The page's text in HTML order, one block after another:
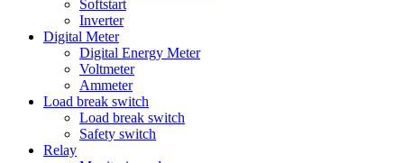
Softstart
Inverter
Digital Meter
Digital Energy Meter
Voltmeter
Ammeter
Load break switch
Load break switch
Safety switch
Relay